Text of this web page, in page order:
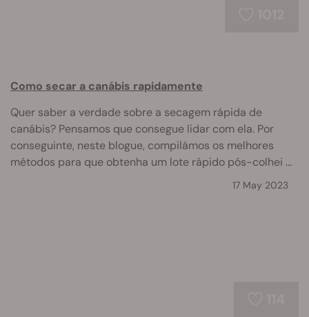
Como secar a canábis rapidamente
Quer saber a verdade sobre a secagem rápida de
canábis? Pensamos que consegue lidar com ela. Por
conseguinte, neste blogue, compilámos os melhores
métodos para que obtenha um lote rápido pós-colhei ...
17 May 2023